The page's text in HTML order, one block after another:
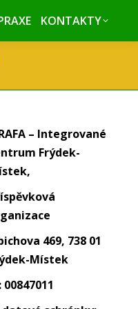
KONTAKTY
– Integrované
Frýdek-
469, 738 01
Místek
00847011
KONTAKTY